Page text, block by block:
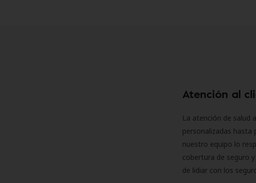
Atención al
La atención de salud
personalizadas
nuestro equipo lo
cobertura de seguro
de lidiar con los